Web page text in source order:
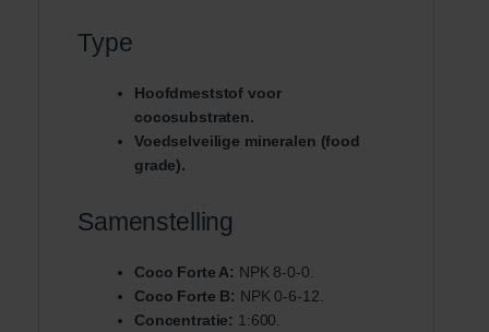
Type
Hoofdmeststof voor
cocosubstraten.
Voedselveilige mineralen (food
grade).
Samenstelling
Coco Forte A: NPK 8-0-0.
Coco Forte B: NPK 0-6-12.
Concentratie: 1:600.